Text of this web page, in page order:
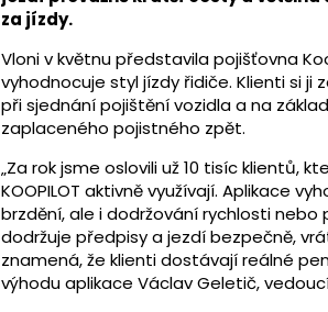
za jízdy.
Vloni v květnu představila pojišťovna
vyhodnocuje styl jízdy řidiče. Klienti si
při sjednání pojištění vozidla a na
zaplaceného pojistného zpět.
„Za rok jsme oslovili už 10 tisíc klientů,
KOOPILOT aktivně využívají. Aplikace
brzdění, ale i dodržování rychlosti nebo
dodržuje předpisy a jezdí bezpečně,
znamená, že klienti dostávají reálné
výhodu aplikace Václav Geletič,